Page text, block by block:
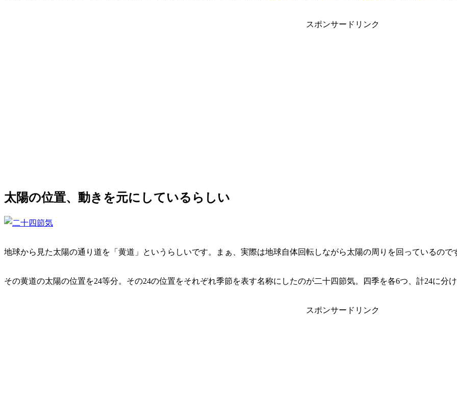
スポンサードリンク
太陽の位置、動きを元にしているらしい
地球から見た太陽の通り道を「黄道」というらしいです。まぁ、実際は地球自体回転しながら太陽の周りを回っているので
その黄道の太陽の位置を24等分。その24の位置をそれぞれ季節を表す名称にしたのが二十四節気。四季を各6つ、計24に分け
スポンサードリンク